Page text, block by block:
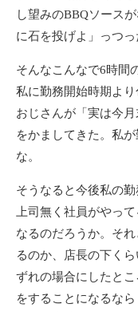
し望みのBBQソース
に石を投げよ」っつ
そんなこんなで6時間
私に勤務開始時期よ
おじさんが「実は今
をかましてきた。私
な。
そうなると今後私の
上司無く社員がやっ
なるのだろうか。そ
るのか、店長の下く
ずれの場合にしたと
をすることになるな